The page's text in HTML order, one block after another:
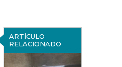
ARTÍCULO
RELACIONADO